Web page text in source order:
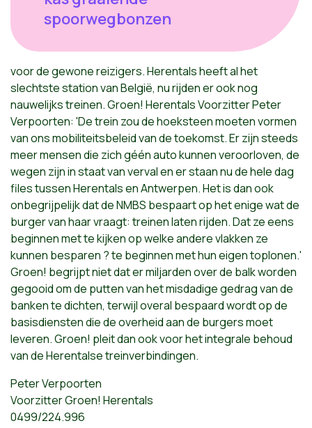
spoorwegbonzen
voor de gewone reizigers. Herentals heeft al het
slechtste station van België, nu rijden er ook nog
nauwelijks treinen. Groen! Herentals Voorzitter Peter
Verpoorten: 'De trein zou de hoeksteen moeten vormen
van ons mobiliteitsbeleid van de toekomst. Er zijn steeds
meer mensen die zich géén auto kunnen veroorloven, de
wegen zijn in staat van verval en er staan nu de hele dag
files tussen Herentals en Antwerpen. Het is dan ook
onbegrijpelijk dat de NMBS bespaart op het enige wat de
burger van haar vraagt: treinen laten rijden. Dat ze eens
beginnen met te kijken op welke andere vlakken ze
kunnen besparen ? te beginnen met hun eigen toplonen.'
Groen! begrijpt niet dat er miljarden over de balk worden
gegooid om de putten van het misdadige gedrag van de
banken te dichten, terwijl overal bespaard wordt op de
basisdiensten die de overheid aan de burgers moet
leveren. Groen! pleit dan ook voor het integrale behoud
van de Herentalse treinverbindingen.
Peter Verpoorten
Voorzitter Groen! Herentals
0499/224.996